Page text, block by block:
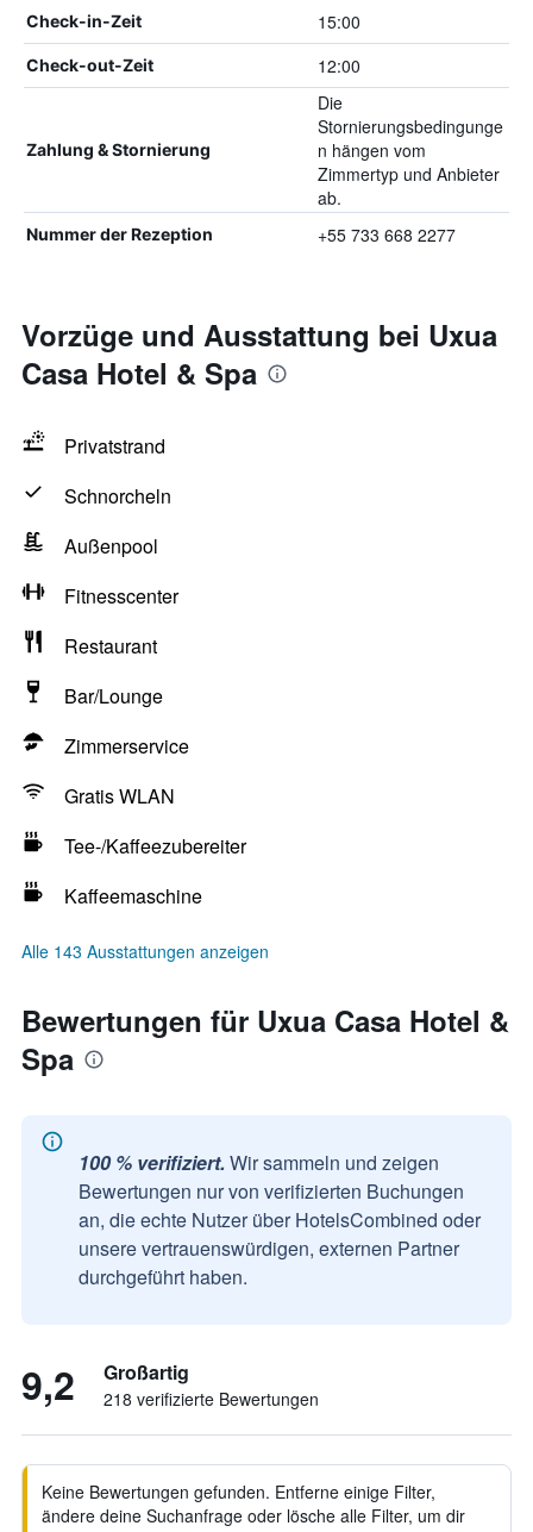
Check-in-Zeit 15:00
Check-out-Zeit 12:00
Zahlung & Stornierung
Die
Stornierungsbedingunge
n hängen vom
Zimmertyp und Anbieter
ab.
Nummer der Rezeption +55 733 668 2277
Vorzüge und Ausstattung bei Uxua
Casa Hotel & Spa
Privatstrand
Schnorcheln
Außenpool
Fitnesscenter
Restaurant
Bar/Lounge
Zimmerservice
Gratis WLAN
Tee-/Kaffeezubereiter
Kaffeemaschine
Alle 143 Ausstattungen anzeigen
Bewertungen für Uxua Casa Hotel &
Spa
100 % verifiziert. Wir sammeln und zeigen
Bewertungen nur von verifizierten Buchungen
an, die echte Nutzer über HotelsCombined oder
unsere vertrauenswürdigen, externen Partner
durchgeführt haben.
9,2 Großartig
218 verifizierte Bewertungen
Keine Bewertungen gefunden. Entferne einige Filter,
ändere deine Suchanfrage oder lösche alle Filter, um dir